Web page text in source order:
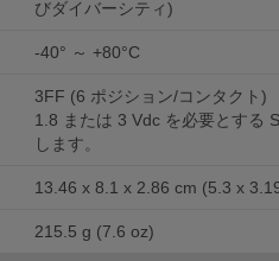
びダイバーシティ)
-40° ～ +80°C
3FF (6 ポジション/コンタクト)
1.8 または 3 Vdc を必要とする
します。
13.46 x 8.1 x 2.86 cm (5.3 x
215.5 g (7.6 oz)